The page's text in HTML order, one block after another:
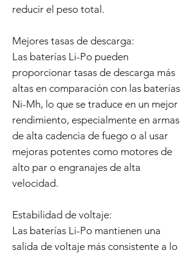
reducir el peso total.
Mejores tasas de descarga:
Las baterías Li-Po pueden
proporcionar tasas de descarga más
altas en comparación con las baterías
Ni-Mh, lo que se traduce en un mejor
rendimiento, especialmente en armas
de alta cadencia de fuego o al usar
mejoras potentes como motores de
alto par o engranajes de alta
velocidad.
Estabilidad de voltaje:
Las baterías Li-Po mantienen una
salida de voltaje más consistente a lo